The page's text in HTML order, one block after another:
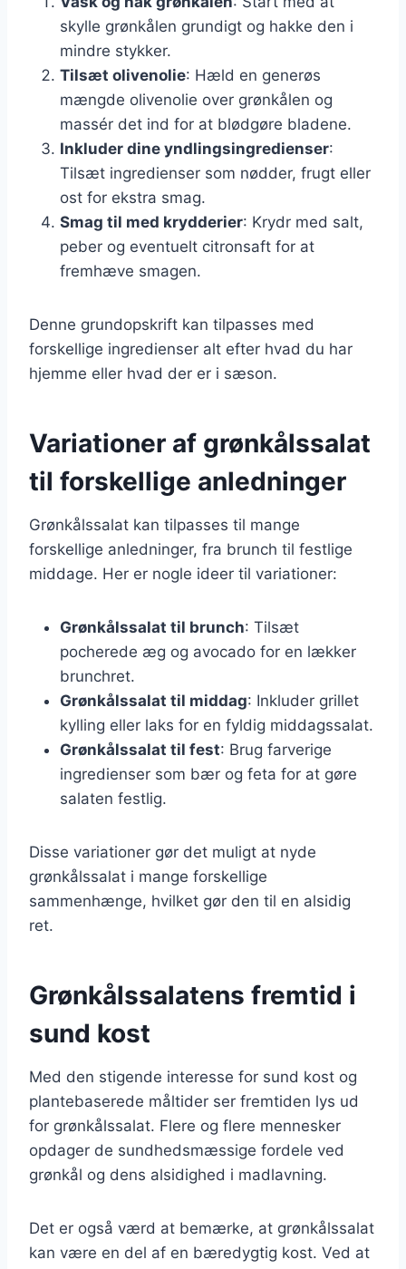
skylle grønkålen grundigt og hakke den i
mindre stykker.
Tilsæt olivenolie: Hæld en generøs
mængde olivenolie over grønkålen og
massér det ind for at blødgøre bladene.
Inkluder dine yndlingsingredienser:
Tilsæt ingredienser som nødder, frugt eller
ost for ekstra smag.
Smag til med krydderier: Krydr med salt,
peber og eventuelt citronsaft for at
fremhæve smagen.
Denne grundopskrift kan tilpasses med
forskellige ingredienser alt efter hvad du har
hjemme eller hvad der er i sæson.
Variationer af grønkålssalat
til forskellige anledninger
Grønkålssalat kan tilpasses til mange
forskellige anledninger, fra brunch til festlige
middage. Her er nogle ideer til variationer:
Grønkålssalat til brunch: Tilsæt
pocherede æg og avocado for en lækker
brunchret.
Grønkålssalat til middag: Inkluder grillet
kylling eller laks for en fyldig middagssalat.
Grønkålssalat til fest: Brug farverige
ingredienser som bær og feta for at gøre
salaten festlig.
Disse variationer gør det muligt at nyde
grønkålssalat i mange forskellige
sammenhænge, hvilket gør den til en alsidig
ret.
Grønkålssalatens fremtid i
sund kost
Med den stigende interesse for sund kost og
plantebaserede måltider ser fremtiden lys ud
for grønkålssalat. Flere og flere mennesker
opdager de sundhedsmæssige fordele ved
grønkål og dens alsidighed i madlavning.
Det er også værd at bemærke, at grønkålssalat
kan være en del af en bæredygtig kost. Ved at